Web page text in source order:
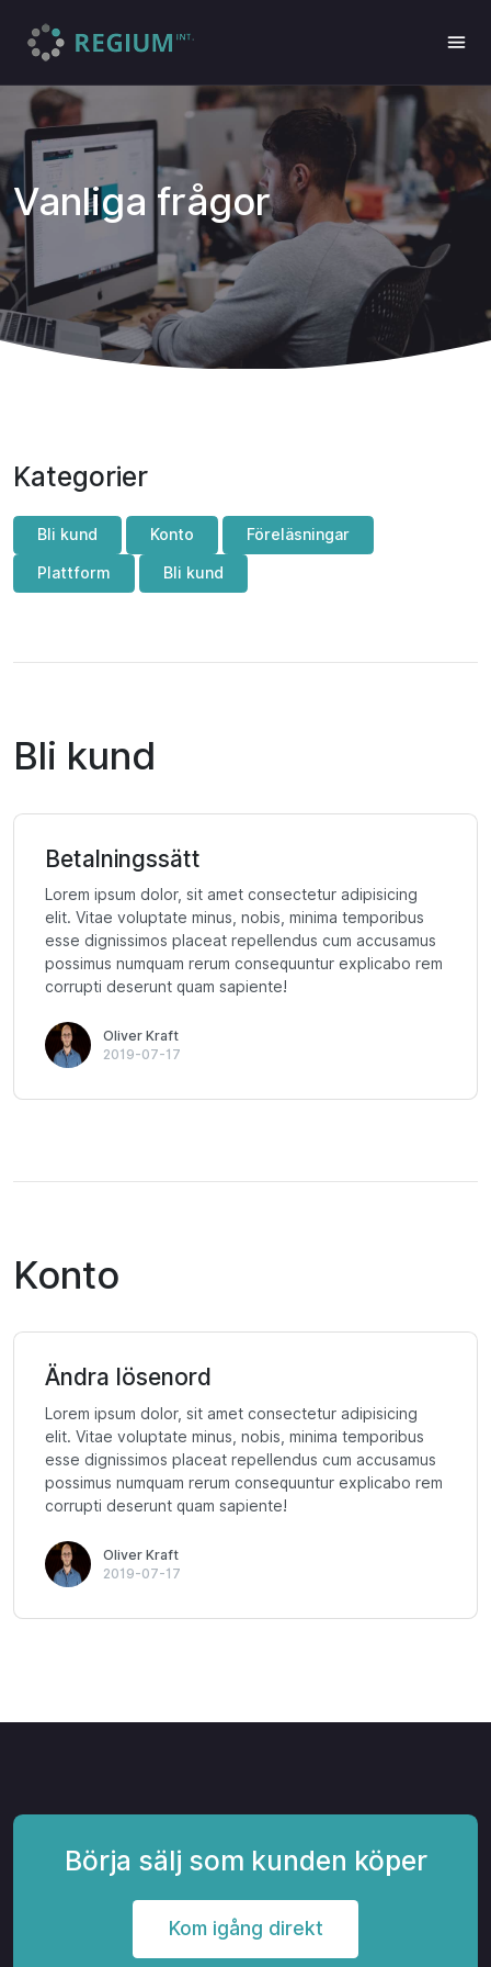
Vanliga frågor
Kategorier
Bli kund Konto Föreläsningar
Plattform Bli kund
Bli kund
Betalningssätt
Lorem ipsum dolor, sit amet consectetur adipisicing
elit. Vitae voluptate minus, nobis, minima temporibus
esse dignissimos placeat repellendus cum accusamus
possimus numquam rerum consequuntur explicabo rem
corrupti deserunt quam sapiente!
Oliver Kraft
2019-07-17
Konto
Ändra lösenord
Lorem ipsum dolor, sit amet consectetur adipisicing
elit. Vitae voluptate minus, nobis, minima temporibus
esse dignissimos placeat repellendus cum accusamus
possimus numquam rerum consequuntur explicabo rem
corrupti deserunt quam sapiente!
Oliver Kraft
2019-07-17
Börja sälj som kunden köper
Kom igång direkt